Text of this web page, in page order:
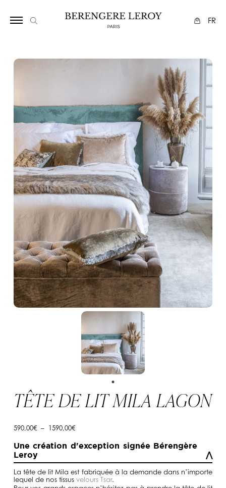
FR
TÊTE DE LIT MILA LAGON
590,00€ – 1590,00€Plage
590,00€
Une création d'exception signée Bérengère
Leroy
La tête de lit Mila est fabriquée à la demande dans n’importe
lequel de nos tissus velours Tsar.